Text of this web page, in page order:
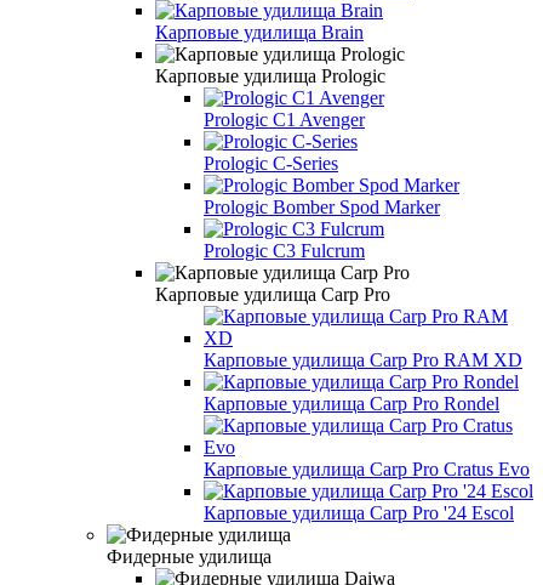
Карповые удилища Brain
Карповые удилища Prologic
Prologic C1 Avenger
Prologic C-Series
Prologic Bomber Spod Marker
Prologic C3 Fulcrum
Карповые удилища Carp Pro
Карповые удилища Carp Pro RAM XD
Карповые удилища Carp Pro Rondel
Карповые удилища Carp Pro Cratus Evo
Карповые удилища Carp Pro '24 Escol
Фидерные удилища